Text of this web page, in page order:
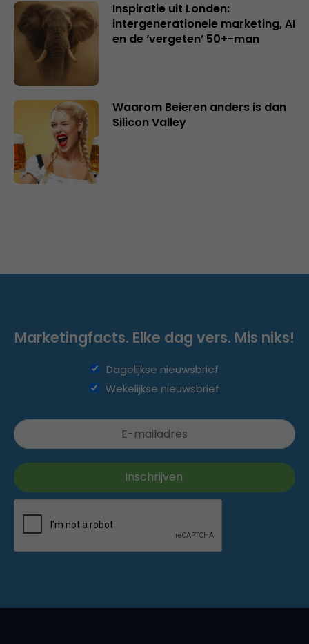
Inspiratie uit Londen:
intergenerationele marketing, AI
en de ‘vergeten’ 50+-man
Waarom Beieren anders is dan
Silicon Valley
Marketingfacts. Elke dag vers. Mis niks!
Dagelijkse nieuwsbrief
Wekelijkse nieuwsbrief